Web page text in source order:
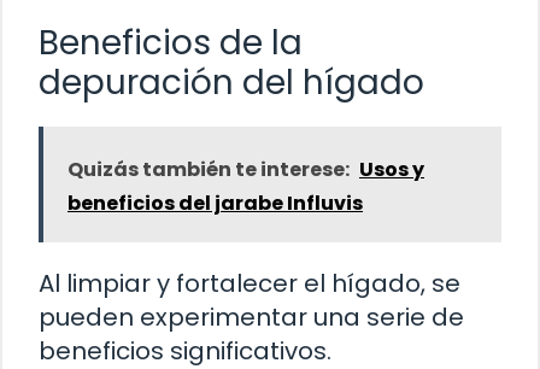
Beneficios de la
depuración del hígado
Quizás también te interese: Usos y
beneficios del jarabe Influvis
Al limpiar y fortalecer el hígado, se
pueden experimentar una serie de
beneficios significativos.